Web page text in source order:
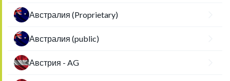
Австралия (Proprietary)
Австралия (public)
Австрия - AG